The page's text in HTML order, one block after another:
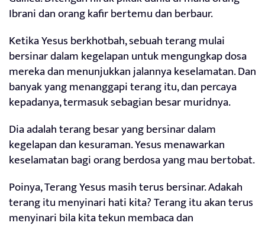
Ibrani dan orang kafir bertemu dan berbaur.
Ketika Yesus berkhotbah, sebuah terang mulai
bersinar dalam kegelapan untuk mengungkap dosa
mereka dan menunjukkan jalannya keselamatan. Dan
banyak yang menanggapi terang itu, dan percaya
kepadanya, termasuk sebagian besar muridnya.
Dia adalah terang besar yang bersinar dalam
kegelapan dan kesuraman. Yesus menawarkan
keselamatan bagi orang berdosa yang mau bertobat.
Poinya, Terang Yesus masih terus bersinar. Adakah
terang itu menyinari hati kita? Terang itu akan terus
menyinari bila kita tekun membaca dan